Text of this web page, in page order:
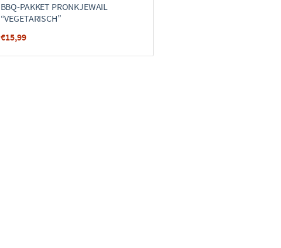
BBQ-PAKKET PRONKJEWAIL
“VEGETARISCH”
€15,99